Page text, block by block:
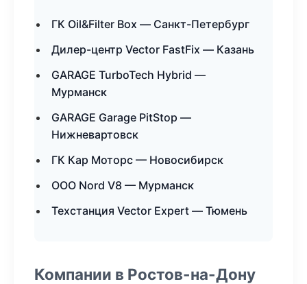
ГК Oil&Filter Box — Санкт-Петербург
Дилер-центр Vector FastFix — Казань
GARAGE TurboTech Hybrid —
Мурманск
GARAGE Garage PitStop —
Нижневартовск
ГК Кар Моторс — Новосибирск
ООО Nord V8 — Мурманск
Техстанция Vector Expert — Тюмень
Компании в Ростов-на-Дону